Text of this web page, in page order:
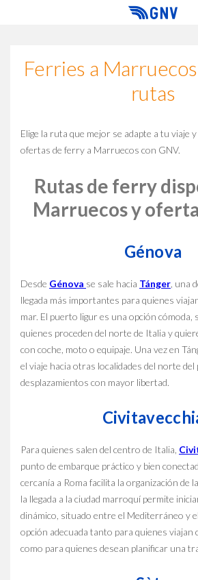
Ferries a
rutas
Elige la ruta que mejor se adapte a tu viaje
ofertas de ferry a Marruecos con GNV.
Rutas de ferry
Marruecos y
Génova
Desde Génova se sale hacia Tánger , una
llegada más importantes para quienes
mar. El puerto ligur es una opción cómoda,
quienes proceden del norte de Italia y
con coche, moto o equipaje. Una vez en
el viaje hacia otras localidades del norte
desplazamientos con mayor libertad.
Para quienes salen del centro de Italia,
punto de embarque práctico y bien
cercanía a Roma facilita la organización de
la llegada a la ciudad marroquí permite
dinámico, situado entre el Mediterráneo y
opción adecuada tanto para quienes viajan
como para quienes desean planificar una